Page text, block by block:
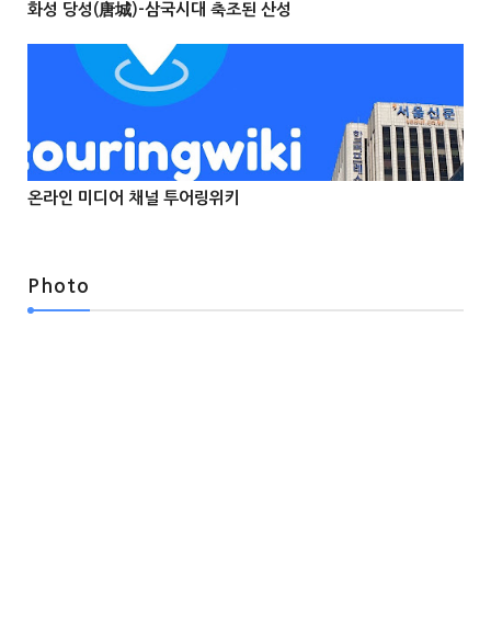
 

화성 당성(唐城)-삼국시대 축조된 산성
 

온라인 미디어 채널 투어링위키
Photo